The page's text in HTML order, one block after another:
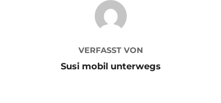
BEITRAGSAUTOR
VERFASST VON
Susi mobil unterwegs